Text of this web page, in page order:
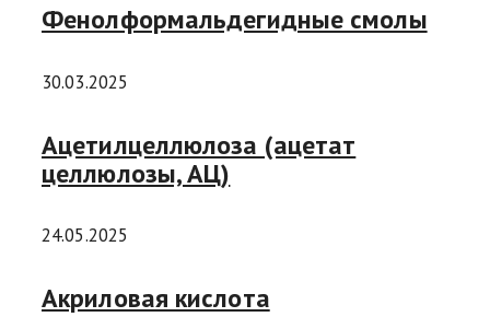
Фенолформальдегидные смолы
30.03.2025
Ацетилцеллюлоза (ацетат
целлюлозы, АЦ)
24.05.2025
Акриловая кислота